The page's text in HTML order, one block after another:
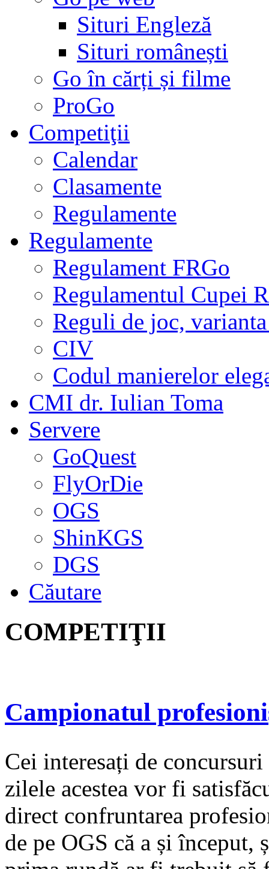
Situri Engleză
Situri românești
Go în cărți și filme
ProGo
Competiţii
Calendar
Clasamente
Regulamente
Regulamente
Regulament FRGo
Regulamentul Cupei
Reguli de joc,
CIV
Codul manierelor
CMI dr. Iulian Toma
Servere
GoQuest
FlyOrDie
OGS
ShinKGS
DGS
Căutare
COMPETIŢII
Campionatul
Cei interesați de
zilele acestea vor fi
direct confruntarea
de pe OGS că a și început,